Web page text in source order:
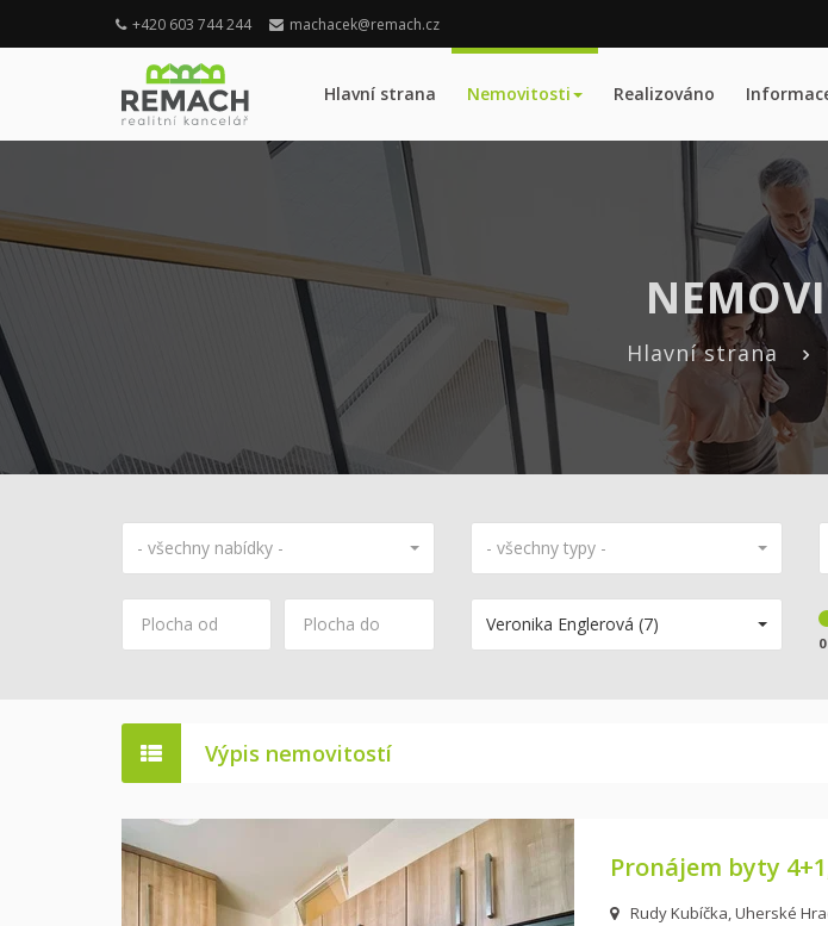
+420 603 744 244 machacek@remach.cz
Hlavní strana Nemovitosti Realizováno
Hlavní strana
- všechny nabídky - - všechny typy -
Veronika Englerová (7)
Výpis nemovitostí
Pronájem byty
Rudy Kubíčka, Uherské